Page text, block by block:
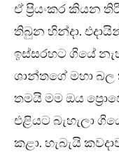
ඒ ප්‍රියංකර කියන
තිබුන හින්දා.
ඉස්සරහට ගියේ
ශාන්තගේ මහා
තමයි මම ඔය
එළියට බැහැලා
කළා. හැබැයි